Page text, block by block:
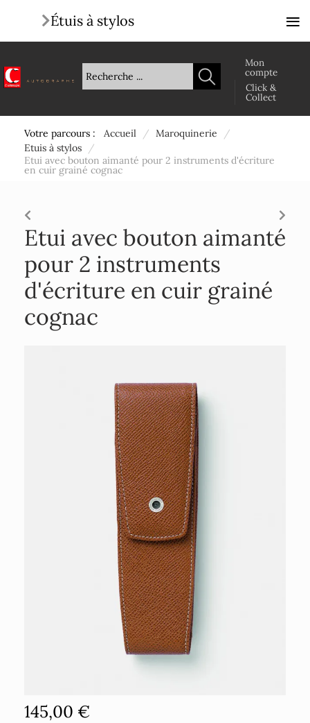
Mon
compte
Click &
Collect
Votre parcours : Accueil / Maroquinerie
/
Etuis à stylos
/
Etui avec bouton aimanté pour 2 instruments d'écriture
en cuir grainé cognac
Etui avec bouton aimanté
pour 2 instruments
d'écriture en cuir grainé
cognac
145,00 €
Étuis à stylos ≡